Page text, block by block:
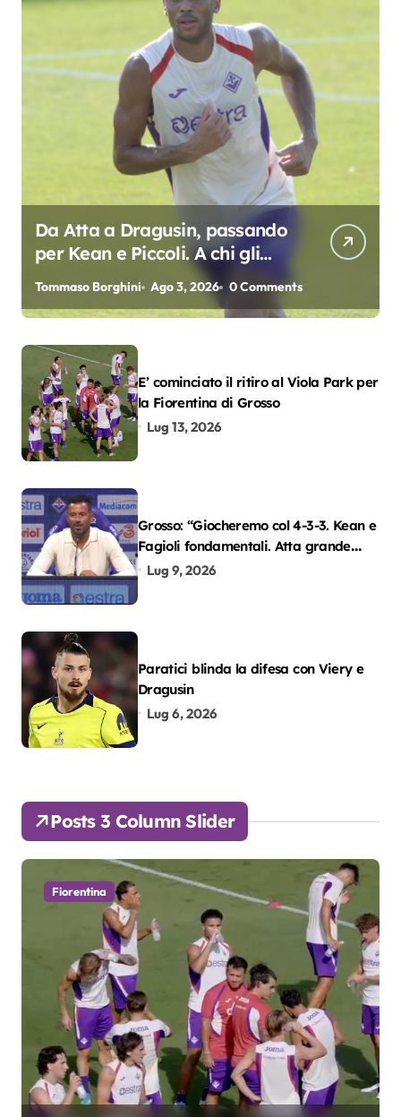
Da Atta a Dragusin, passando
per Kean e Piccoli. A chi gli
oscar del precampionato?
Tommaso Borghini Ago 3, 2026 0 Comments
E’ cominciato il ritiro al Viola Park per
la Fiorentina di Grosso
Lug 13, 2026
Grosso: “Giocheremo col 4-3-3. Kean e
Fagioli fondamentali. Atta grande
colpo”
Lug 9, 2026
Paratici blinda la difesa con Viery e
Dragusin
Lug 6, 2026
Posts 3 Column Slider
Fiorentina